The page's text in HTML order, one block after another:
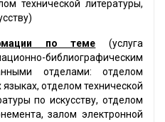
технической литературы,
по теме (услуга
библиографическим
отделами: отделом
отделом технической
по искусству, отделом
залом электронной